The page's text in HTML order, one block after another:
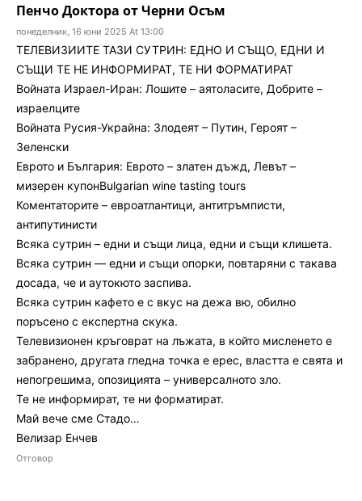
Пенчо Доктора от Черни Осъм
понеделник, 16 юни 2025 At 13:00
ТЕЛЕВИЗИИТЕ ТАЗИ СУТРИН: ЕДНО И СЪЩО, ЕДНИ И
СЪЩИ ТЕ НЕ ИНФОРМИРАТ, ТЕ НИ ФОРМАТИРАТ
Войната Израел-Иран: Лошите – аятоласите, Добрите –
израелците
Войната Русия-Украйна: Злодеят – Путин, Героят –
Зеленски
Еврото и България: Еврото – златен дъжд, Левът –
мизерен купонBulgarian wine tasting tours
Коментаторите – евроатлантици, антитръмписти,
антипутинисти
Всяка сутрин – едни и същи лица, едни и същи клишета.
Всяка сутрин — едни и същи опорки, повтаряни с такава
досада, че и аутокюто заспива.
Всяка сутрин кафето е с вкус на дежа вю, обилно
поръсено с експертна скука.
Телевизионен кръговрат на лъжата, в който мисленето е
забранено, другата гледна точка е ерес, властта е свята и
непогрешима, опозицията – универсалното зло.
Те не информират, те ни форматират.
Май вече сме Стадо…
Велизар Енчев
Отговор